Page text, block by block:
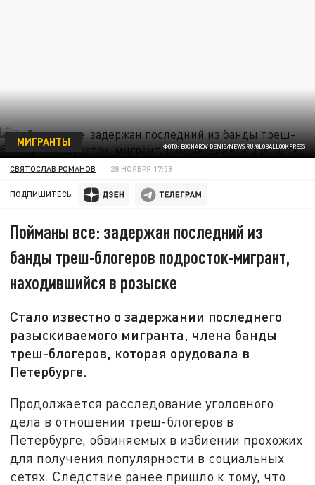
ФОТО: BOCHAROV DENIS/NEWS.RU/GLOBALLOOKPRESS
МИГРАНТЫ
СВЯТОСЛАВ РОМАНОВ 28 НОЯБРЯ 17:59
ПОДПИШИТЕСЬ:
Пойманы все: задержан последний из
банды треш-блогеров подросток-мигрант,
находившийся в розыске
Стало известно о задержании последнего
разыскиваемого мигранта, члена банды
треш-блогеров, которая орудовала в
Петербурге.
Продолжается расследование уголовного
дела в отношении треш-блогеров в
Петербурге, обвиняемых в избиении прохожих
для получения популярности в социальных
сетях. Следствие ранее пришло к тому, что